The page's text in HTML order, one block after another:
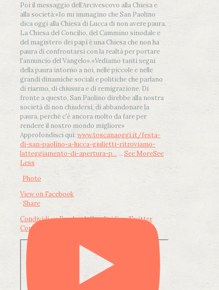
Poi il messaggio dell’Arcivescovo alla Chiesa e
alla società:«Io mi immagino che San Paolino
dica oggi alla Chiesa di Lucca di non avere paura.
La Chiesa del Concilio, del Cammino sinodale e
del magistero dei papi è una Chiesa che non ha
paura di confrontarsi con la realtà per portare
l'annuncio del Vangelo».«Vediamo tanti segni
della paura intorno a noi, nelle piccole e nelle
grandi dinamiche sociali e politiche che parlano
di riarmo, di chiusura e di remigrazione. Di
fronte a questo, San Paolino direbbe alla nostra
società di non chiudersi, di abbandonare la
paura, perché c'è ancora molto da fare per
rendere il nostro mondo migliore»
Approfondisci qui: www.toscanaoggi.it/festa-
di-san-paolino-a-lucca-giulietti-ritroviamo-
latteggiamento-di-apertura-p... ... See MoreSee
Less
Photo
View on Facebook
· Share
Condividi su FacebookCondividi su Twitter
Condividi su LinkedIn